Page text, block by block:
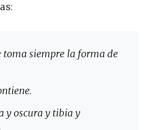
toma siempre la forma de
y oscura y tibia y